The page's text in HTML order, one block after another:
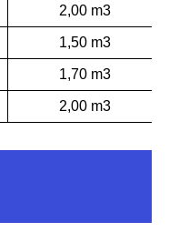
2,00 m3
1,50 m3
1,70 m3
2,00 m3